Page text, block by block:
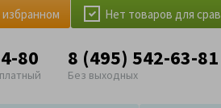
Нет товаров для
80 8 (495) 542-63-81
Без выходных